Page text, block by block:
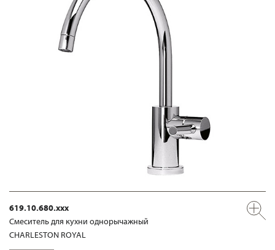
619.10.680.xxx
Смеситель для кухни однорычажный
CHARLESTON ROYAL